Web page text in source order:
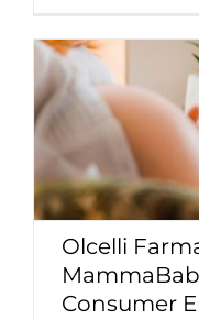
Olcelli
Consumer
Olcelli
Consumer